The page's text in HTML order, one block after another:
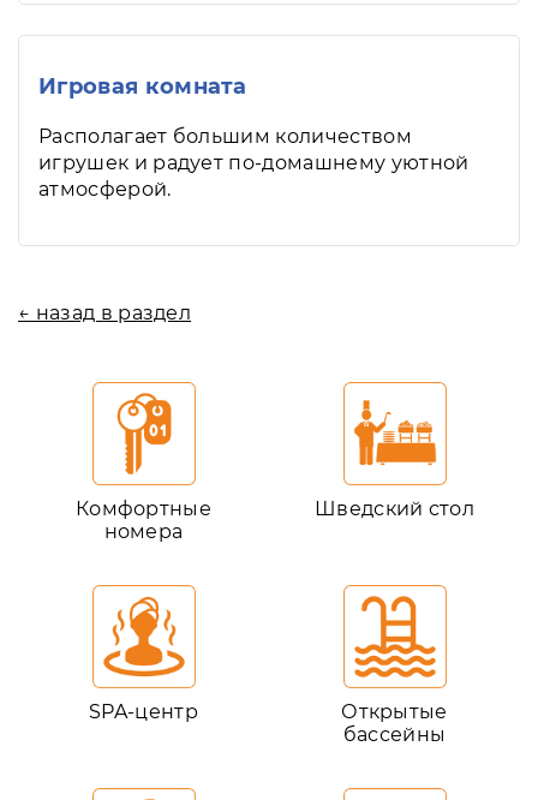
Игровая комната
Располагает большим количеством
игрушек и радует по-домашнему уютной
атмосферой.
← назад в раздел
Комфортные
номера
Шведский стол
SPA-центр
Открытые
бассейны